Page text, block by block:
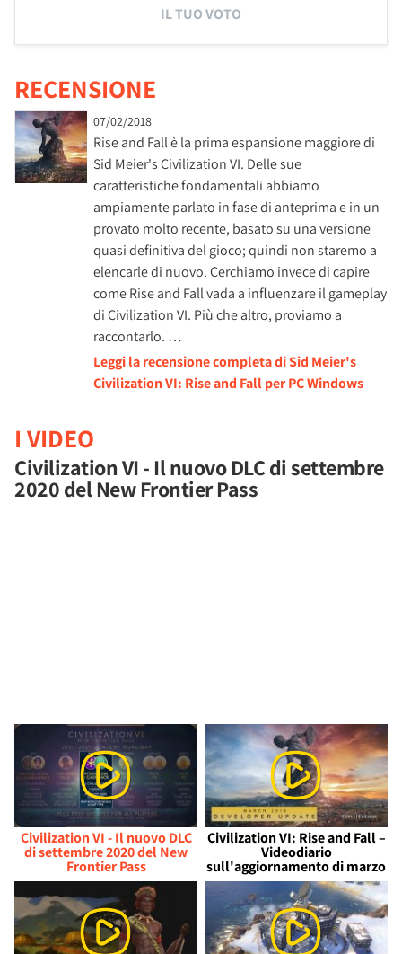
IL TUO VOTO
RECENSIONE
07/02/2018
Rise and Fall è la prima espansione maggiore di
Sid Meier's Civilization VI. Delle sue
caratteristiche fondamentali abbiamo
ampiamente parlato in fase di anteprima e in un
provato molto recente, basato su una versione
quasi definitiva del gioco; quindi non staremo a
elencarle di nuovo. Cerchiamo invece di capire
come Rise and Fall vada a influenzare il gameplay
di Civilization VI. Più che altro, proviamo a
raccontarlo. …
Leggi la recensione completa di Sid Meier's
Civilization VI: Rise and Fall per PC Windows
I VIDEO
Civilization VI - Il nuovo DLC di settembre
2020 del New Frontier Pass
Civilization VI - Il nuovo DLC
di settembre 2020 del New
Frontier Pass
Civilization VI: Rise and Fall –
Videodiario
sull'aggiornamento di marzo